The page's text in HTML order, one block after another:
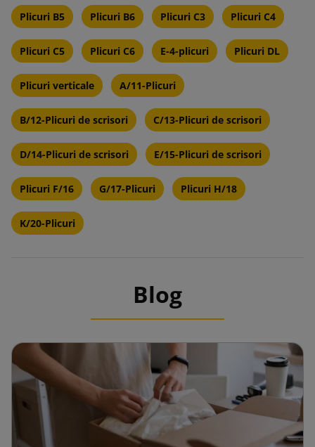
Plicuri B5 Plicuri B6 Plicuri C3 Plicuri C4
Plicuri C5 Plicuri C6 E-4-plicuri Plicuri DL
Plicuri verticale A/11-Plicuri
B/12-Plicuri de scrisori C/13-Plicuri de scrisori
D/14-Plicuri de scrisori E/15-Plicuri de scrisori
Plicuri F/16 G/17-Plicuri Plicuri H/18
K/20-Plicuri
Blog